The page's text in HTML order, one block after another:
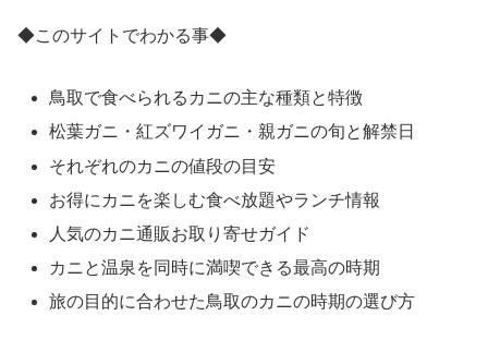
◆このサイトでわかる事◆
鳥取で食べられるカニの主な種類と特徴
松葉ガニ・紅ズワイガニ・親ガニの旬と解禁日
それぞれのカニの値段の目安
お得にカニを楽しむ食べ放題やランチ情報
人気のカニ通販お取り寄せガイド
カニと温泉を同時に満喫できる最高の時期
旅の目的に合わせた鳥取のカニの時期の選び方